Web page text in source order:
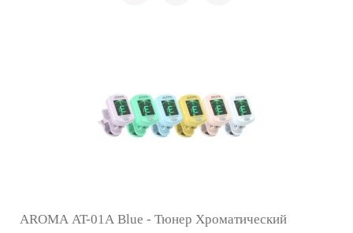
AROMA AT-01A Blue - Тюнер Хроматический